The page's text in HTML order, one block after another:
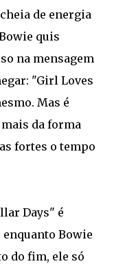
de energia
quis
na mensagem
"Girl Loves
Mas é
da forma
fortes o tempo
Days" é
Bowie
do fim, ele só